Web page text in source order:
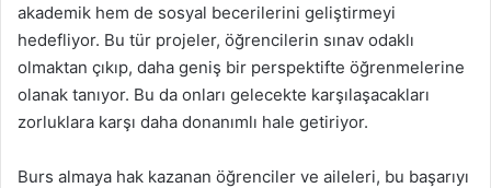
akademik hem de sosyal becerilerini geliştirmeyi
hedefliyor. Bu tür projeler, öğrencilerin sınav odaklı
olmaktan çıkıp, daha geniş bir perspektifte öğrenmelerine
olanak tanıyor. Bu da onları gelecekte karşılaşacakları
zorluklara karşı daha donanımlı hale getiriyor.
Burs almaya hak kazanan öğrenciler ve aileleri, bu başarıyı